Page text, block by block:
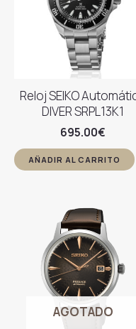
Reloj SEIKO
DIVER SRPL13K1
695.00€
AÑADIR AL CARRITO
AGOTADO